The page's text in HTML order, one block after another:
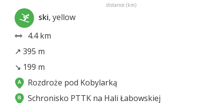
distance (km)
ski, yellow
4.4 km
↗ 395 m
↘ 199 m
Rozdroże pod Kobylarką
Schronisko PTTK na Hali Łabowskiej